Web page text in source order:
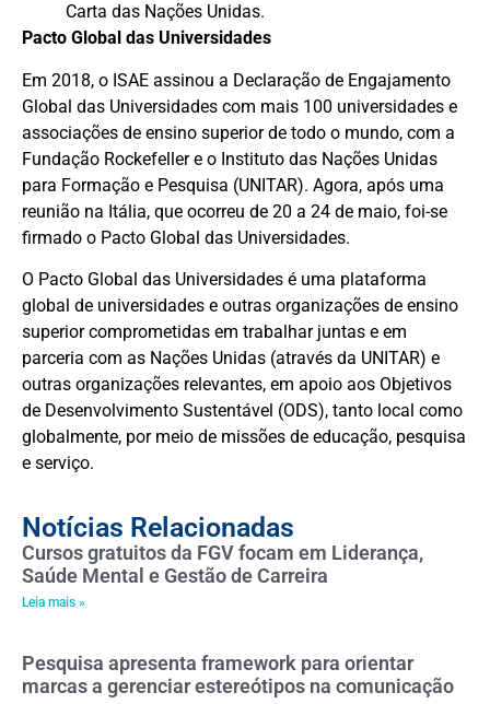
Carta das Nações Unidas.
Pacto Global das Universidades
Em 2018, o ISAE assinou a Declaração de Engajamento
Global das Universidades com mais 100 universidades e
associações de ensino superior de todo o mundo, com a
Fundação Rockefeller e o Instituto das Nações Unidas
para Formação e Pesquisa (UNITAR). Agora, após uma
reunião na Itália, que ocorreu de 20 a 24 de maio, foi-se
firmado o Pacto Global das Universidades.
O Pacto Global das Universidades é uma plataforma
global de universidades e outras organizações de ensino
superior comprometidas em trabalhar juntas e em
parceria com as Nações Unidas (através da UNITAR) e
outras organizações relevantes, em apoio aos Objetivos
de Desenvolvimento Sustentável (ODS), tanto local como
globalmente, por meio de missões de educação, pesquisa
e serviço.
Notícias Relacionadas
Cursos gratuitos da FGV focam em Liderança,
Saúde Mental e Gestão de Carreira
Leia mais »
Pesquisa apresenta framework para orientar
marcas a gerenciar estereótipos na comunicação